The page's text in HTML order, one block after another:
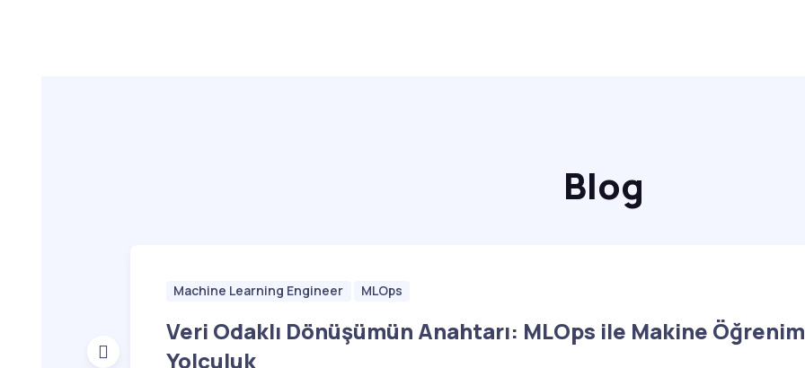
Blog
Machine Learning Engineer MLOps
Veri Odaklı Dönüşümün Anahtarı: MLOps ile Makine
Yolculuk